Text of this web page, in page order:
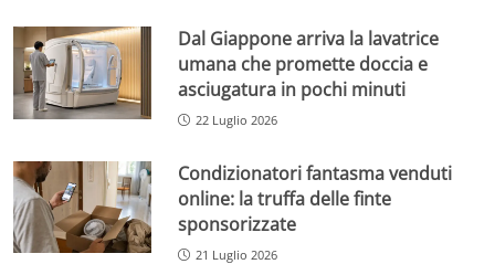
Dal Giappone arriva la lavatrice
umana che promette doccia e
asciugatura in pochi minuti
22 Luglio 2026
Condizionatori fantasma venduti
online: la truffa delle finte
sponsorizzate
21 Luglio 2026